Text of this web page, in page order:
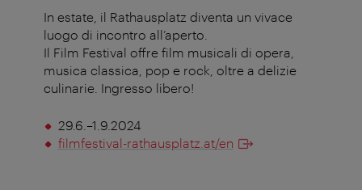
In estate, il Rathausplatz diventa un vivace
luogo di incontro all’aperto.
Il Film Festival offre film musicali di opera,
musica classica, pop e rock, oltre a delizie
culinarie. Ingresso libero!
29.6.–1.9.2024
filmfestival-rathausplatz.at/en